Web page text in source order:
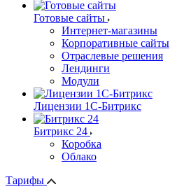
Готовые сайты
Интернет-магазины
Корпоративные сайты
Отраслевые решения
Лендинги
Модули
Лицензии 1С-Битрикс
Битрикс 24
Коробка
Облако
Тарифы